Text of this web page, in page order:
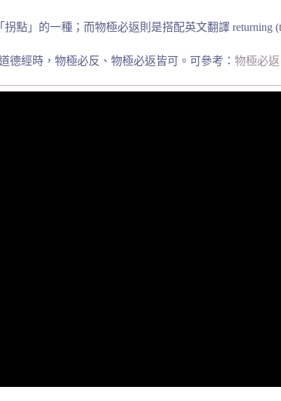
點」的一種；而物極必返則是搭配英文翻譯 returning
德經時，物極必反、物極必返皆可。可參考： 物極必返